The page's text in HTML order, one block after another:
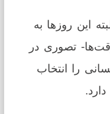
این روزها به
تصوری در
را انتخاب